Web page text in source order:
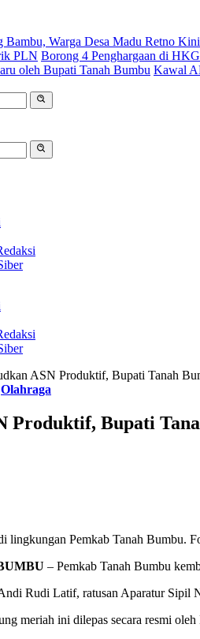
Bambu, Warga Desa Madu Retno
PLN Borong 4 Penghargaan di
oleh Bupati Tanah Bumbu Kawal
ASN Produktif, Bupati Tanah
Olahraga
Produktif, Bupati
lingkungan Pemkab Tanah Bumbu.
– Pemkab Tanah Bumbu
Rudi Latif, ratusan Aparatur Sipil
meriah ini dilepas secara resmi